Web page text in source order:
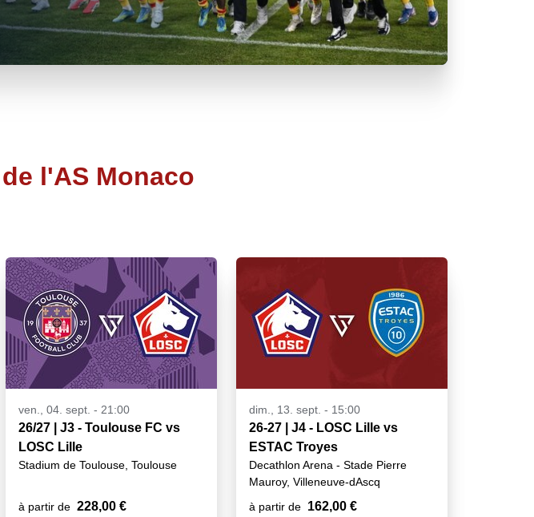
l'AS Monaco
ven., 04. sept. - 21:00
26/27 | J3 - Toulouse FC vs
LOSC Lille
Stadium de Toulouse, Toulouse
à partir de 228,00 €
dim., 13. sept. - 15:00
26-27 | J4 - LOSC Lille vs
ESTAC Troyes
Decathlon Arena - Stade Pierre
Mauroy, Villeneuve-dAscq
à partir de 162,00 €